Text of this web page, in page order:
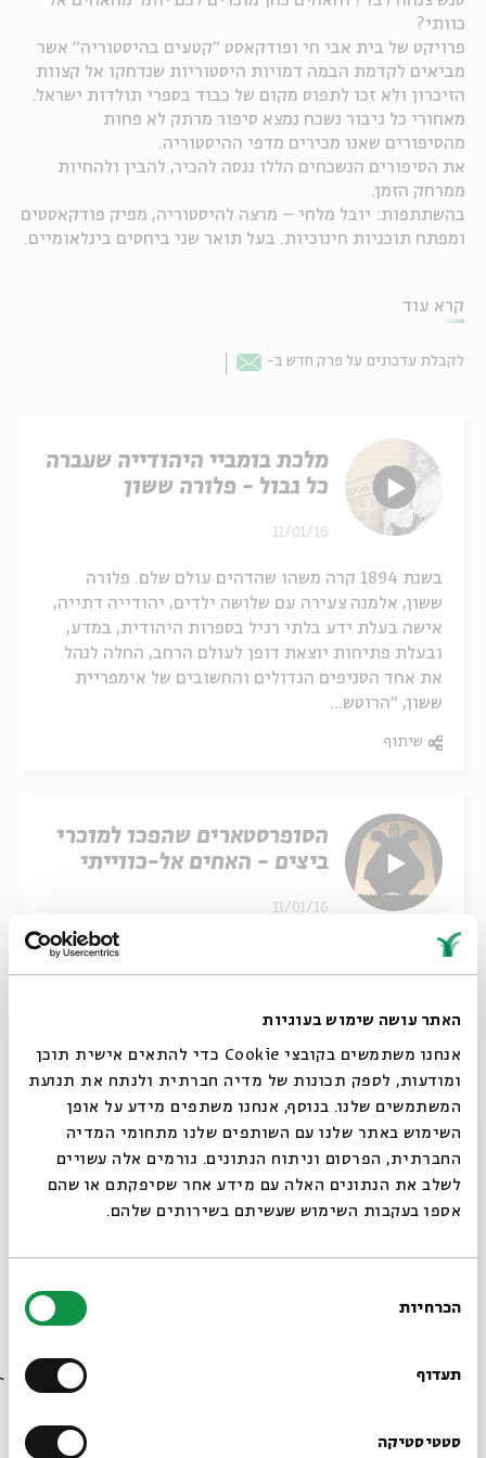
האתר עושה שימוש בעוגיות
אנחנו משתמשים בקובצי Cookie כדי להתאים אישית תוכן
ומודעות, לספק תכונות של מדיה חברתית ולנתח את תנועת
המשתמשים שלנו. בנוסף, אנחנו משתפים מידע על אופן
השימוש באתר שלנו עם השותפים שלנו מתחומי המדיה
החברתית, הפרסום וניתוח הנתונים. גורמים אלה עשויים
לשלב את הנתונים האלה עם מידע אחר שסיפקתם או שהם
אספו בעקבות השימוש שעשיתם בשירותים שלהם.
הסכמה
הכרחיות
תעדוף
סטטיסטיקה
כוותי?
פרויקט של בית אבי חי ופודקאסט "קטעים בהיסטוריה" אשר
מביאים לקדמת הבמה דמויות היסטוריות שנדחקו אל קצוות
הזיכרון ולא זכו לתפוס מקום של כבוד בספרי תולדות ישראל.
מאחורי כל גיבור נשכח נמצא סיפור מרתק לא פחות
מהסיפורים שאנו מכירים מדפי ההיסטוריה.
את הסיפורים הנשכחים הללו ננסה להכיר, להבין ולהחיות
ממרחק הזמן.
בהשתתפות: יובל מלחי – מרצה להיסטוריה, מפיק פודקאסטים
ומפתח תוכניות חינוכיות. בעל תואר שני ביחסים בינלאומיים.
קרא עוד
לקבלת עדכונים על פרק חדש ב- Email
מלכת בומביי היהודייה שעברה
כל גבול - פלורה ששון
11/01/16
בשנת 1894 קרה משהו שהדהים עולם שלם. פלורה
ששון, אלמנה צעירה עם שלושה ילדים, יהודייה דתייה,
אישה בעלת ידע בלתי רגיל בספרות היהודית, במדע,
ובעלת פתיחות יוצאת דופן לעולם הרחב, החלה לנהל
את אחד הסניפים הגדולים והחשובים של אימפריית
ששון, "הרוטש...
שיתוף
הסופרסטארים שהפכו למוכרי
ביצים - האחים אל-כווייתי
11/01/16
הם היו אלילי מוזיקה בעירק ובמזרח התיכון בשנות
ה-30 וה-40. הם ניגנו והלחינו יצירות לגדולי
מוראד. בהופעות שלהם הקהל היה משתגע, מצטמרר
ומזיל דמעה. לעיתים לא נתנו להם לרדת מהבמה. הם
היו מוזיקאים שכל יל...
המפקד שהציל אלפים - משה
בסוף חודש מאי 1948 היה הרובע היהודי בירושלים
התכנסו במרתפי ארבעת בתי הכנסת הספרדיים בדרום
וחרדים, לא ידעו אם יחיו, יילקחו בשבי או ימותו בימים
סגור